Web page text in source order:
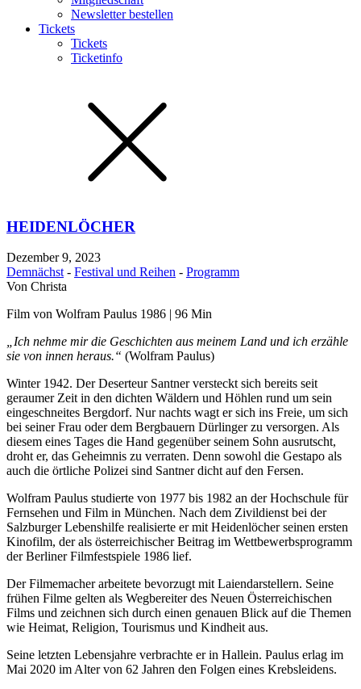
Newsletter bestellen
Tickets
Tickets
Ticketinfo
HEIDENLÖCHER
Dezember 9, 2023
Demnächst- Festival und Reihen - Programm
Von Christa
Film von Wolfram Paulus 1986 | 96 Min
„Ich nehme mir die Geschichten aus meinem Land und ich erzähle
sie von innen heraus.“ (Wolfram Paulus)
Winter 1942. Der Deserteur Santner versteckt sich bereits seit
geraumer Zeit in den dichten Wäldern und Höhlen rund um sein
eingeschneites Bergdorf. Nur nachts wagt er sich ins Freie, um sich
bei seiner Frau oder dem Bergbauern Dürlinger zu versorgen. Als
diesem eines Tages die Hand gegenüber seinem Sohn ausrutscht,
droht er, das Geheimnis zu verraten. Denn sowohl die Gestapo als
auch die örtliche Polizei sind Santner dicht auf den Fersen.
Wolfram Paulus studierte von 1977 bis 1982 an der Hochschule für
Fernsehen und Film in München. Nach dem Zivildienst bei der
Salzburger Lebenshilfe realisierte er mit Heidenlöcher seinen ersten
Kinofilm, der als österreichischer Beitrag im Wettbewerbsprogramm
der Berliner Filmfestspiele 1986 lief.
Der Filmemacher arbeitete bevorzugt mit Laiendarstellern. Seine
frühen Filme gelten als Wegbereiter des Neuen Österreichischen
Films und zeichnen sich durch einen genauen Blick auf die Themen
wie Heimat, Religion, Tourismus und Kindheit aus.
Seine letzten Lebensjahre verbrachte er in Hallein. Paulus erlag im
Mai 2020 im Alter von 62 Jahren den Folgen eines Krebsleidens.